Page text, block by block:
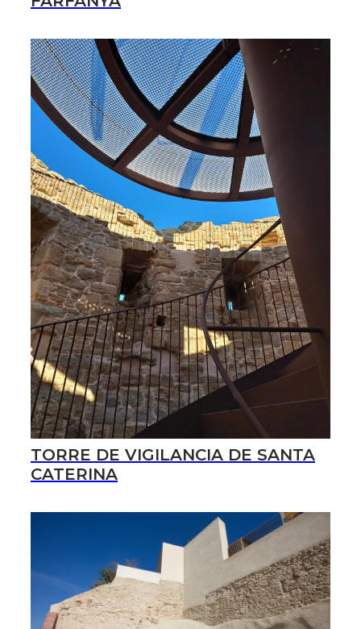
TORRE DE VIGILANCIA DE SANTA
CATERINA